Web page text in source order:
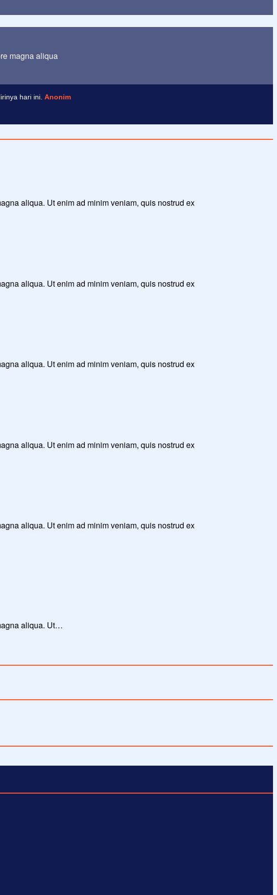
magna aliqua
hari ini. Anonim
aliqua. Ut enim ad minim veniam, quis nostrud ex
aliqua. Ut enim ad minim veniam, quis nostrud ex
aliqua. Ut enim ad minim veniam, quis nostrud ex
aliqua. Ut enim ad minim veniam, quis nostrud ex
aliqua. Ut enim ad minim veniam, quis nostrud ex
aliqua. Ut…